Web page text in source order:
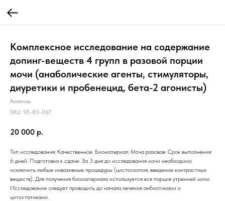
Комплексное исследование на содержание
допинг-веществ 4 групп в разовой порции
мочи (анаболические агенты, стимуляторы,
диуретики и пробенецид, бета-2 агонисты)
Анализы
SKU: 95-85-067
20 000 р.
Тип исследования: Качественное. Биоматериал: Моча разовая. Срок выполнения:
6 дней. Подготовка к сдаче: За 3 дня до исследования мочи необходимо
исключить любые инвазивные процедуры (цистоскопия, введение контрастных
веществ). Для получения биоматериала используется вся порция утренней мочи.
Исследование следует проводить до начала лечения анбиотиками и
цитостатиками.